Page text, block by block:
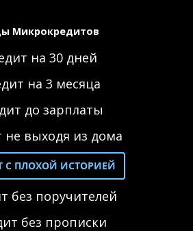
Микрокредитов
на 30 дней
на 3 месяца
до зарплаты
не выходя из дома
С ПЛОХОЙ ИСТОРИЕЙ
без поручителей
без прописки